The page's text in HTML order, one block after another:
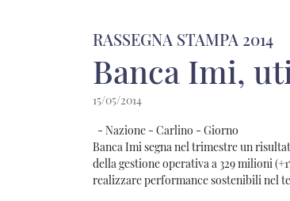
RASSEGNA STAMPA 2014
Banca Imi,
15/05/2014
- Nazione - Carlino - Giorno
Banca Imi segna nel trimestre un
della gestione operativa a 329 milioni
realizzare performance sostenibili nel